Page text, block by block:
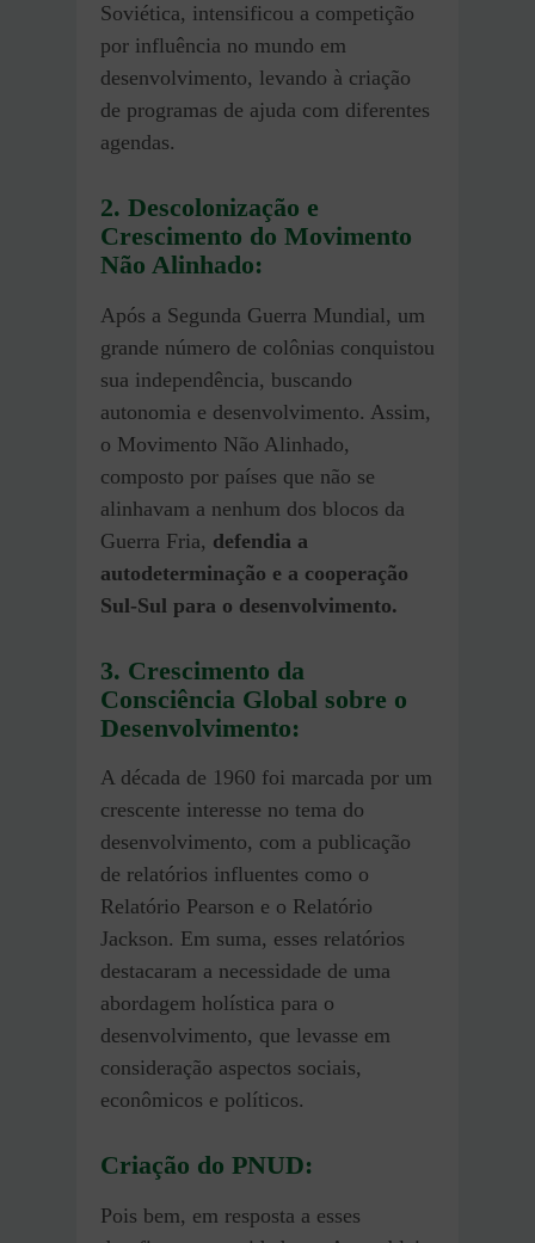
Soviética, intensificou a competição
por influência no mundo em
desenvolvimento, levando à criação
de programas de ajuda com diferentes
agendas.
2. Descolonização e
Crescimento do Movimento
Não Alinhado:
Após a Segunda Guerra Mundial, um
grande número de colônias conquistou
sua independência, buscando
autonomia e desenvolvimento. Assim,
o Movimento Não Alinhado,
composto por países que não se
alinhavam a nenhum dos blocos da
Guerra Fria, defendia a
autodeterminação e a cooperação
Sul-Sul para o desenvolvimento.
3. Crescimento da
Consciência Global sobre o
Desenvolvimento:
A década de 1960 foi marcada por um
crescente interesse no tema do
desenvolvimento, com a publicação
de relatórios influentes como o
Relatório Pearson e o Relatório
Jackson. Em suma, esses relatórios
destacaram a necessidade de uma
abordagem holística para o
desenvolvimento, que levasse em
consideração aspectos sociais,
econômicos e políticos.
Criação do PNUD:
Pois bem, em resposta a esses